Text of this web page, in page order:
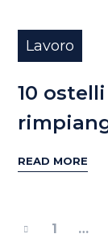
Lavoro
10
READ MORE
1 …